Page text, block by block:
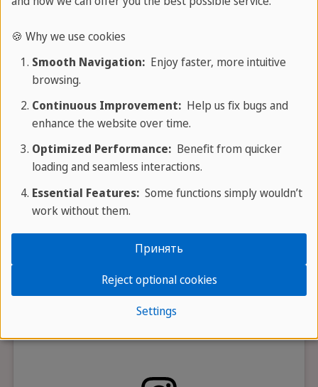
кнопки видео загружается и воспроизводится сторонним
поставщиком.
🍪 Why we use cookies
Smooth Navigation:Enjoy faster, more intuitive
browsing.
Continuous Improvement:Help us fix bugs and
enhance the website over time.
Optimized Performance:Benefit from quicker
loading and seamless interactions.
Essential Features:Some functions simply wouldn’t
work without them.
Settings
Reject optional cookies
Принять